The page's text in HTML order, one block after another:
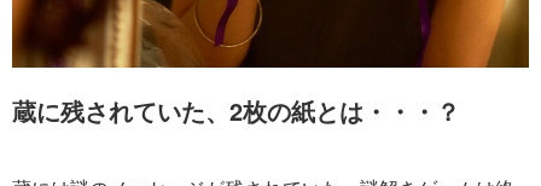
蔵に残されていた、2枚の紙とは・・・？